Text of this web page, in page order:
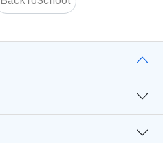
Self Development
ละเด็ก
นิยายวาย
BackToSchool